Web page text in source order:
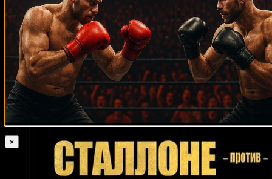
Шпилька Хосе Валенсуэла Сезар Сото Мигель Мэтьюз
Кевин
Дженкинс Бо Джеймс Эгидиюс Каваляускас
Исмаил Абдул
Павел Колодзей
Виктор Поло Золтан Петраньи Уильям Джонсон
Александер Бранд Сергей Кузьмин Андрей Князев Клейтон
Консейсан Невен Пайкич Парис Александер Джордж Джонсон
Кино Родригес Виктор Постол Иван Салазар Джефф Вуден
Вильфредо Руис Джулиус Фрэнсис Дэн Иге
Хизни Алтункая
Серикжан Ешмагамбетов Мигель Марриага Жан-Франсуа Бержерон
Джон Руиз
×